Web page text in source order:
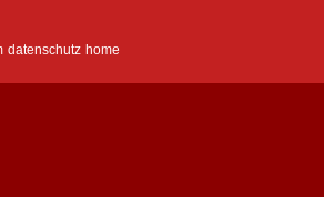
datenschutz home